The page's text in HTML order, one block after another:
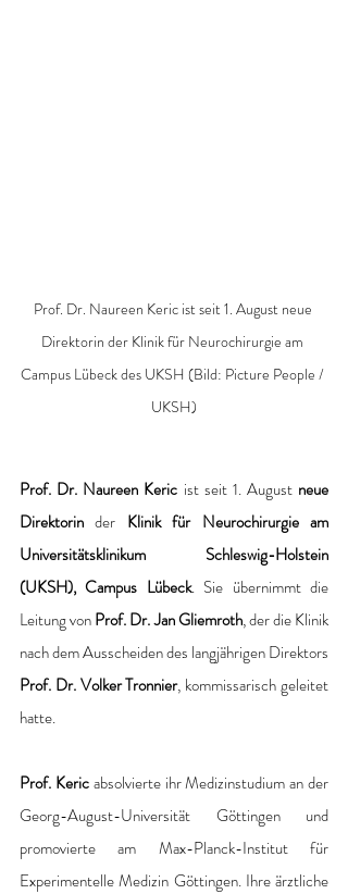
Prof. Dr. Naureen Keric ist seit 1. August neue
Direktorin der Klinik für Neurochirurgie am
Campus Lübeck des UKSH (Bild: Picture People /
UKSH)
Prof. Dr. Naureen Keric ist seit 1. August neue
Direktorin der Klinik für Neurochirurgie am
Universitätsklinikum Schleswig-Holstein
(UKSH), Campus Lübeck. Sie übernimmt die
Leitung von Prof. Dr. Jan Gliemroth, der die Klinik
Prof. Dr. Volker Tronnier, kommissarisch geleitet
hatte.
Prof. Keric absolvierte ihr Medizinstudium an der
Georg-August-Universität Göttingen und
promovierte am Max-Planck-Institut für
Experimentelle Medizin Göttingen. Ihre ärztliche